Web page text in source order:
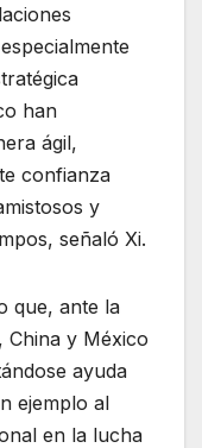
han
ágil,
confianza
y
señaló Xi.
que, ante la
China y México
ayuda
ejemplo al
en la lucha